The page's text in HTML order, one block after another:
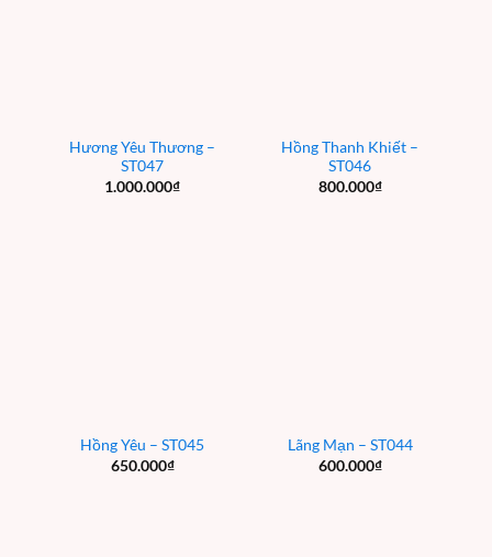
Hương Yêu Thương –
ST047
1.000.000₫
Hồng Thanh Khiết –
ST046
800.000₫
Hồng Yêu – ST045
650.000₫
Lãng Mạn – ST044
600.000₫